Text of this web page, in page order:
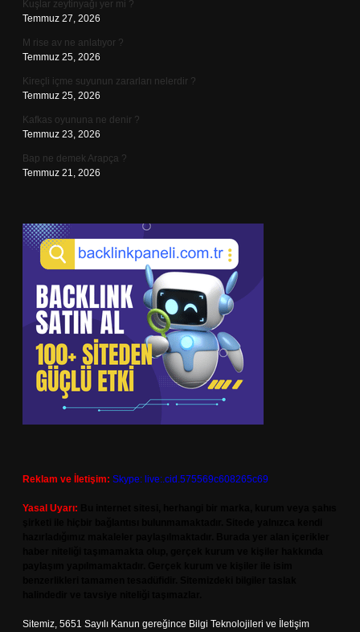
Kuşlar zeytinyağı yer mi ?
Temmuz 27, 2026
M rise av ne anlatıyor ?
Temmuz 25, 2026
Kireçli içme suyunun zararları nelerdir ?
Temmuz 25, 2026
Kafkas oyununa ne denir ?
Temmuz 23, 2026
Bap ne demek Arapça ?
Temmuz 21, 2026
Reklam ve İletişim: Skype: live:.cid.575569c608265c69
Yasal Uyarı:
Sitemiz, 5651 Sayılı Kanun gereğince Bilgi Teknolojileri ve İletişim